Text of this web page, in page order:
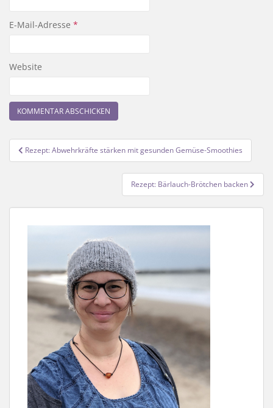
E-Mail-Adresse *
Website
Beitragsnavigation
Rezept: Abwehrkräfte stärken mit gesunden Gemüse-Smoothies
Rezept: Bärlauch-Brötchen backen